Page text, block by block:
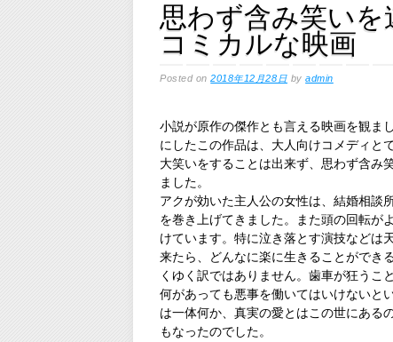
思わず含み笑い
コミカルな映画
Posted on2018年12月28日 byadmin
小説が原作の傑作とも言える映画を観ま
にしたこの作品は、大人向けコメディと
大笑いをすることは出来ず、思わず含み
ました。
アクが効いた主人公の女性は、結婚相談
を巻き上げてきました。また頭の回転が
けています。特に泣き落とす演技などは
来たら、どんなに楽に生きることができ
くゆく訳ではありません。歯車が狂うこ
何があっても悪事を働いてはいけないと
は一体何か、真実の愛とはこの世にある
もなったのでした。